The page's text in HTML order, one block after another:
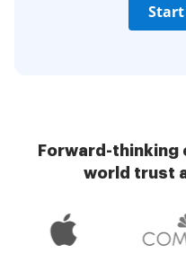
Forward-thinking
world trust